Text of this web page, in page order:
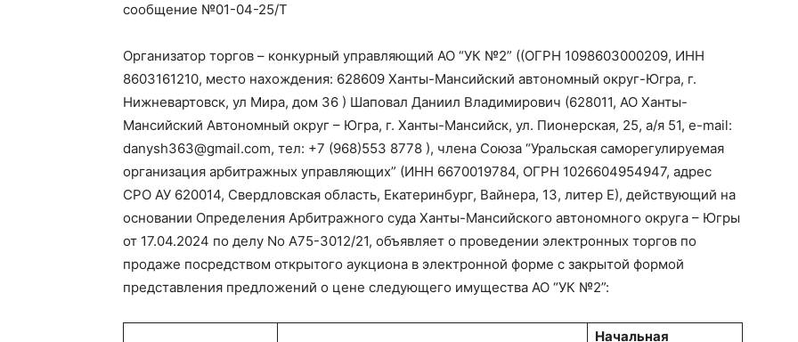
сообщение №01-04-25/Т
Организатор торгов – конкурный управляющий АО “УК №2” ((ОГРН 1098603000209, ИНН
8603161210, место нахождения: 628609 Ханты-Мансийский автономный округ-Югра, г.
Нижневартовск, ул Мира, дом 36 ) Шаповал Даниил Владимирович (628011, АО Ханты-
Мансийский Автономный округ – Югра, г. Ханты-Мансийск, ул. Пионерская, 25, а/я 51, e-mail:
danysh363@gmail.com, тел: +7 (968)553 8778 ), члена Союза “Уральская саморегулируемая
организация арбитражных управляющих” (ИНН 6670019784, ОГРН 1026604954947, адрес
СРО АУ 620014, Свердловская область, Екатеринбург, Вайнера, 13, литер Е), действующий на
основании Определения Арбитражного суда Ханты-Мансийского автономного округа – Югры
от 17.04.2024 по делу No А75-3012/21, объявляет о проведении электронных торгов по
продаже посредством открытого аукциона в электронной форме с закрытой формой
представления предложений о цене следующего имущества АО “УК №2”:
Начальная